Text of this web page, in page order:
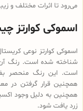
می‌رود تا اثرات مختلف و
اسموکی کوارتز
اسموکی کوارتز نوعی
شناخته شده است. رنگ آن
است. این رنگ منحصر
همچنین قرار گرفتن در
همچنین به دلیل وجود
زرد یافت شود.